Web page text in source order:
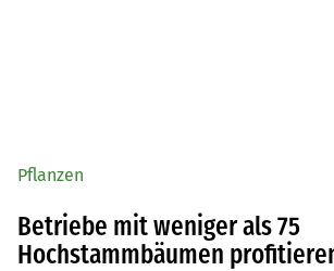
Pflanzen
Betriebe mit weniger als 75
Hochstammbäumen